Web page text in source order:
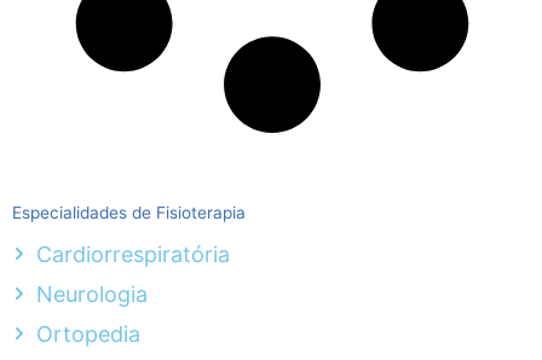
Especialidades de Fisioterapia
Cardiorrespiratória
Neurologia
Ortopedia